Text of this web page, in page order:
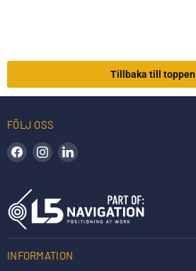
Tillbaka till toppen
FÖLJ OSS
Hitta oss på Facebook
Hitta oss på Instagram
INFORMATION